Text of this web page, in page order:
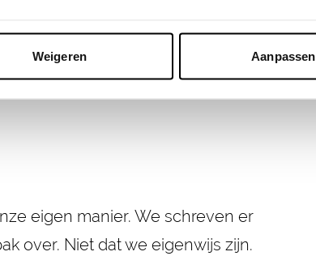
Weigeren Aanpassen
eigen manier. We schreven er
over. Niet dat we eigenwijs zijn.